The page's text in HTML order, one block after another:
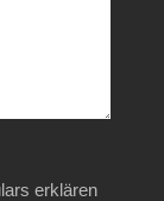
erklären